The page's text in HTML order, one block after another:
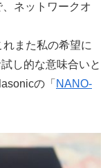
ネットワークオ
また私の希望に
し的な意味合いと
の「 NANO-